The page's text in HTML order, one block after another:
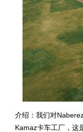
介绍：我们对
Kamaz卡车工厂，这